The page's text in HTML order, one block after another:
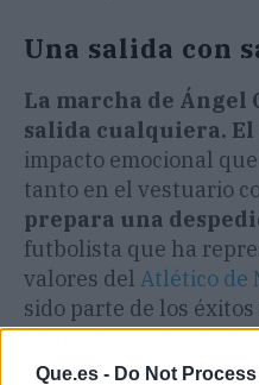
Que.es - Do Not
Una salida con
La marcha de Ángel
salida cualquiera.
impacto emocional
tanto en el vestuario
prepara una
futbolista que ha
valores del Atlético de
sido parte de los
incluyendo la
se va dejando huella.